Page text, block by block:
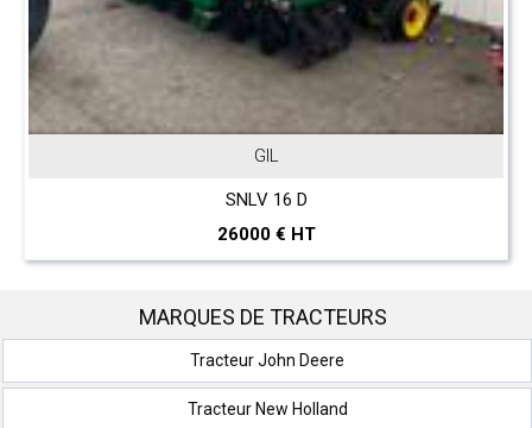
MARQUES DE TRACTEURS
Tracteur John Deere
Tracteur New Holland